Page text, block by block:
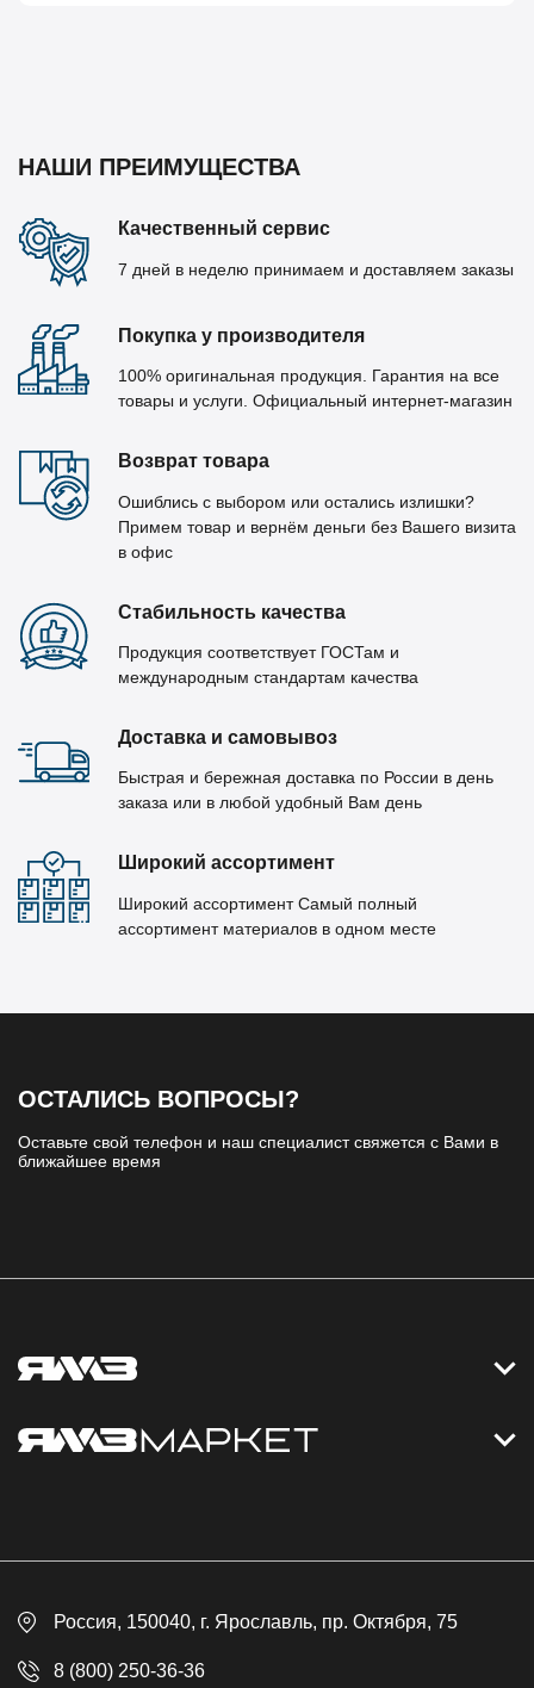
НАШИ ПРЕИМУЩЕСТВА
Качественный сервис
7 дней в неделю принимаем и доставляем заказы
Покупка у производителя
100% оригинальная продукция. Гарантия на все
товары и услуги. Официальный интернет-магазин
Возврат товара
Ошиблись с выбором или остались излишки?
Примем товар и вернём деньги без Вашего визита
в офис
Стабильность качества
Продукция соответствует ГОСТам и
международным стандартам качества
Доставка и самовывоз
Быстрая и бережная доставка по России в день
заказа или в любой удобный Вам день
Широкий ассортимент
Широкий ассортимент Самый полный
ассортимент материалов в одном месте
ОСТАЛИСЬ ВОПРОСЫ?
Оставьте свой телефон и наш специалист свяжется с Вами в
ближайшее время
Контакты
Доставка
Контакты
Россия, 150040, г. Ярославль, пр. Октября, 75
8 (800) 250-36-36